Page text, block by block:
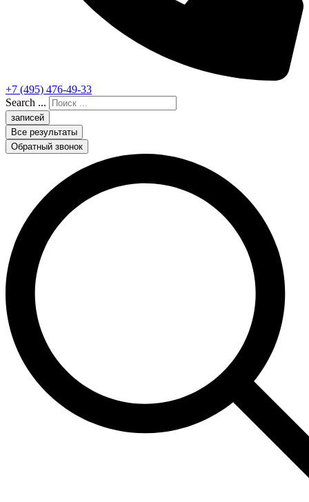
+7 (495) 476-49-33
Search ...
записей
Все результаты
Обратный звонок